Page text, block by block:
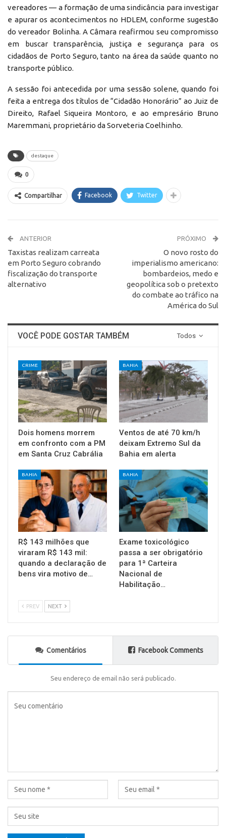
vereadores — a formação de uma sindicância para investigar
e apurar os acontecimentos no HDLEM, conforme sugestão
do vereador Bolinha. A Câmara reafirmou seu compromisso
em buscar transparência, justiça e segurança para os
cidadãos de Porto Seguro, tanto na área da saúde quanto no
transporte público.
A sessão foi antecedida por uma sessão solene, quando foi
feita a entrega dos títulos de “Cidadão Honorário” ao Juiz de
Direito, Rafael Siqueira Montoro, e ao empresário Bruno
Maremmani, proprietário da Sorveteria Coelhinho.
destaque
0
Compartilhar Facebook Twitter
ANTERIOR
Taxistas realizam carreata
em Porto Seguro cobrando
fiscalização do transporte
alternativo
PRÓXIMO
O novo rosto do
imperialismo americano:
bombardeios, medo e
geopolítica sob o pretexto
do combate ao tráfico na
América do Sul
Todos
VOCÊ PODE GOSTAR TAMBÉM
CRIME
Dois homens morrem
em confronto com a PM
em Santa Cruz Cabrália
BAHIA
Ventos de até 70 km/h
deixam Extremo Sul da
Bahia em alerta
BAHIA
R$ 143 milhões que
viraram R$ 143 mil:
quando a declaração de
bens vira motivo de…
BAHIA
Exame toxicológico
passa a ser obrigatório
para 1ª Carteira
Nacional de
Habilitação…
PREV NEXT
Comentários Facebook Comments
Seu endereço de email não será publicado.